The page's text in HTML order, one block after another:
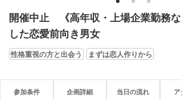
1 2 3
開催中止 《高年収・上場企業勤務
した恋愛前向き男女
性格重視の方と出会う まずは恋人作りから
参加条件 企画詳細 当日の流れ ア